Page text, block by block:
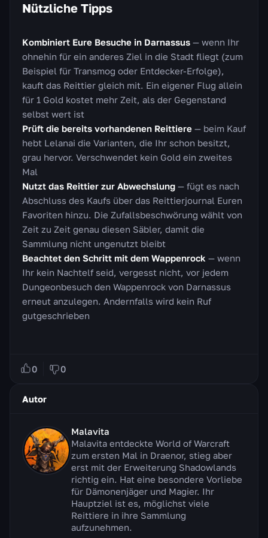
Nützliche Tipps
Kombiniert Eure Besuche in Darnassus — wenn Ihr
ohnehin für ein anderes Ziel in die Stadt fliegt (zum
Beispiel für Transmog oder Entdecker-Erfolge),
kauft das Reittier gleich mit. Ein eigener Flug allein
für 1 Gold kostet mehr Zeit, als der Gegenstand
selbst wert ist
Prüft die bereits vorhandenen Reittiere — beim Kauf
hebt Lelanai die Varianten, die Ihr schon besitzt,
grau hervor. Verschwendet kein Gold ein zweites
Mal
Nutzt das Reittier zur Abwechslung — fügt es nach
Abschluss des Kaufs über das Reittierjournal Euren
Favoriten hinzu. Die Zufallsbeschwörung wählt von
Zeit zu Zeit genau diesen Säbler, damit die
Sammlung nicht ungenutzt bleibt
Beachtet den Schritt mit dem Wappenrock — wenn
Ihr kein Nachtelf seid, vergesst nicht, vor jedem
Dungeonbesuch den Wappenrock von Darnassus
erneut anzulegen. Andernfalls wird kein Ruf
gutgeschrieben
0 0
Autor
Malavita
Malavita entdeckte World of Warcraft
zum ersten Mal in Draenor, stieg aber
erst mit der Erweiterung Shadowlands
richtig ein. Hat eine besondere Vorliebe
für Dämonenjäger und Magier. Ihr
Hauptziel ist es, möglichst viele
Reittiere in ihre Sammlung
aufzunehmen.